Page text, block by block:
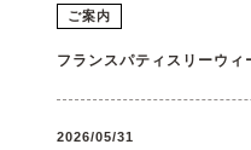
ご案内
フランスパティスリーウィ
2026/05/31